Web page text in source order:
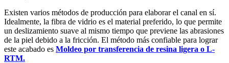
Existen varios métodos de producción para elaborar el canal en sí.
Idealmente, la fibra de vidrio es el material preferido, lo que permite
un deslizamiento suave al mismo tiempo que previene las abrasiones
de la piel debido a la fricción. El método más confiable para lograr
este acabado es Moldeo por transferencia de resina ligera o L-
RTM.